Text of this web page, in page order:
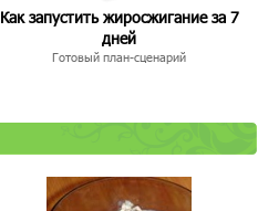
Как запустить жиросжигание за 7
дней
Готовый план-сценарий